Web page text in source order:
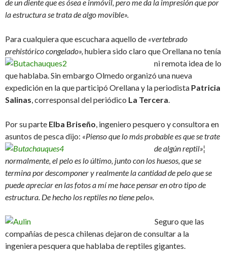
de un diente que es ósea e inmóvil, pero me da la impresión que por
la estructura se trata de algo movible».
Para cualquiera que escuchara aquello de «vertebrado
prehistórico congelado», hubiera sido claro que Orellana no tenía
ni remota idea de lo
que hablaba. Sin embargo Olmedo organizó una nueva
expedición en la que participó Orellana y la periodista Patricia
Salinas, corresponsal del periódico La Tercera.
Por su parte Elba Briseño, ingeniero pesquero y consultora en
asuntos de pesca dijo: «Pienso que lo másprobable es que se trate
de algún reptil»¦
normalmente, el pelo es lo último, junto con los huesos, que se
termina por descomponer y realmente la cantidad de pelo que se
puede apreciar en las fotos a mí me hace pensar en otro tipo de
estructura. De hecho los reptiles no tiene pelo».
Seguro que las
compañías de pesca chilenas dejaron de consultar a la
ingeniera pesquera que hablaba de reptiles gigantes.